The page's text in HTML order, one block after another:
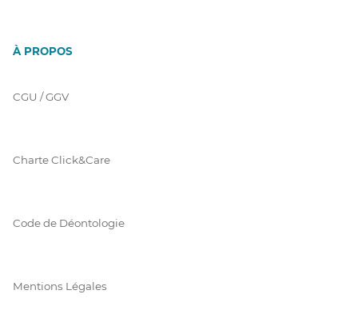
À PROPOS
CGU / GGV
Charte Click&Care
Code de Déontologie
Mentions Légales